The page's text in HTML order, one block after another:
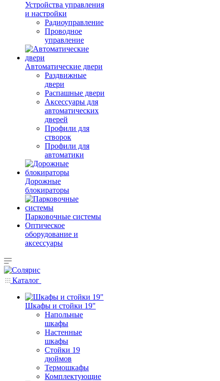
Устройства управления
и настройки
Радиоуправление
Проводное
управление
Автоматические двери
Раздвижные
двери
Распашные двери
Аксессуары для
автоматических
дверей
Профили для
створок
Профили для
автоматики
Дорожные
блокираторы
Парковочные системы
Оптическое
оборудование и
аксессуары
Каталог
Шкафы и стойки 19"
Напольные
шкафы
Настенные
шкафы
Стойки 19
дюймов
Термошкафы
Комплектующие